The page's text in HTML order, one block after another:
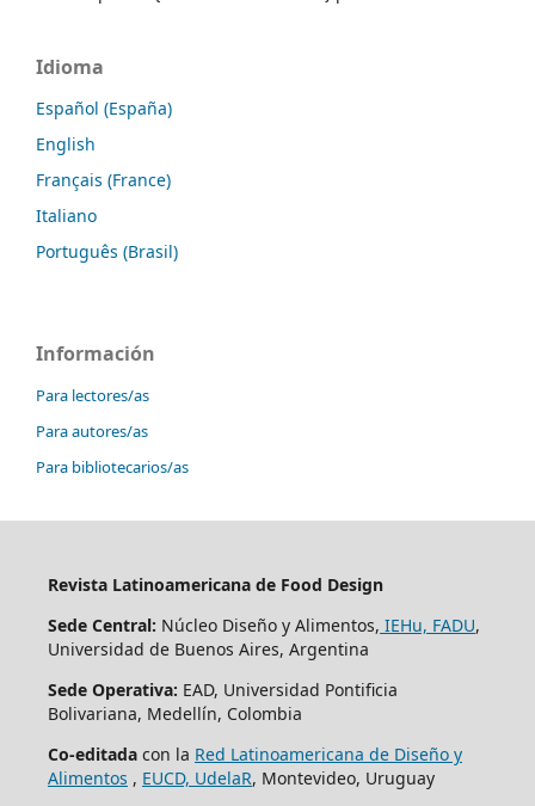
Idioma
Español (España)
English
Français (France)
Italiano
Português (Brasil)
Información
Para lectores/as
Para autores/as
Para bibliotecarios/as
Revista Latinoamericana de Food Design
Sede Central: Núcleo Diseño y Alimentos, IEHu, FADU,
Universidad de Buenos Aires, Argentina
Sede Operativa: EAD, Universidad Pontificia
Bolivariana, Medellín, Colombia
Co-editadacon la Red Latinoamericana de Diseño y
Alimentos , EUCD, UdelaR, Montevideo, Uruguay